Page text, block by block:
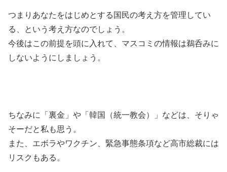
つまりあなたをはじめとする国民の考え方を管理してい
る、という考え方なのでしょう。
今後はこの前提を頭に入れて、マスコミの情報は鵜呑みに
しないようにしましょう。
ちなみに「裏金」や「韓国（統一教会）」などは、そりゃ
そーだと私も思う。
また、エボラやワクチン、緊急事態条項など高市総裁には
リスクもある。